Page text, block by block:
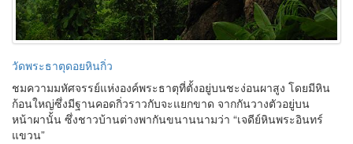
วัดพระธาตุดอยหินกิ่ว
ชมความมหัศจรรย์แห่งองค์พระธาตุที่ตั้งอยู่บนชะง่อนผาสูง โดยมีหิน
ก้อนใหญ่ซึ่งมีฐานคอดกิ่วราวกับจะแยกขาด จากกันวางตัวอยู่บน
หน้าผานั้น ซึ่งชาวบ้านต่างพากันขนานนามว่า “เจดีย์หินพระอินทร์
แขวน”